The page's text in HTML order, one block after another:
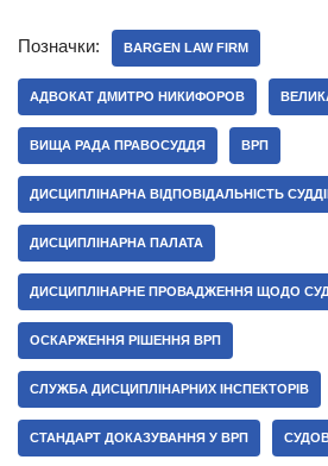
Позначки: BARGEN LAW FIRM
АДВОКАТ ДМИТРО НИКИФОРОВ
ВИЩА РАДА ПРАВОСУДДЯ ВРП
ДИСЦИПЛІНАРНА ВІДПОВІДАЛЬНІСТЬ
ДИСЦИПЛІНАРНА ПАЛАТА
ДИСЦИПЛІНАРНЕ ПРОВАДЖЕННЯ ЩОДО
ОСКАРЖЕННЯ РІШЕННЯ ВРП
СЛУЖБА ДИСЦИПЛІНАРНИХ ІНСПЕКТОРІВ
СТАНДАРТ ДОКАЗУВАННЯ У ВРП